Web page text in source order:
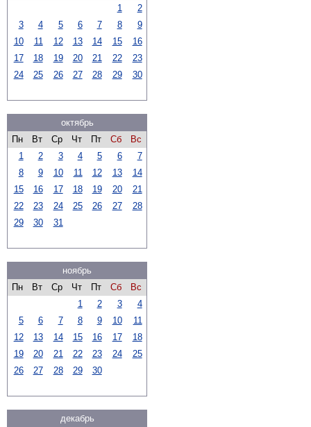
1
2
3
4 5 6 7 8
9
10
11 12 13 14 15
16
17
18 19 20 21 22
23
24
25 26 27 28 29 30
октябрь
Пн
Вт Ср Чт Пт Сб
Вс
1
2 3 4 5 6
7
8
9 10 11 12 13
14
15
16 17 18 19 20
21
22
23 24 25 26 27
28
29
30 31
ноябрь
Пн
Вт Ср Чт Пт Сб
Вс
1
2 3
4
5
6 7 8 9 10
11
12
13 14 15 16 17
18
19
20 21 22 23 24
25
26
27 28 29 30
декабрь